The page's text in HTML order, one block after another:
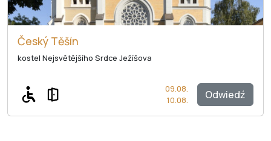
Český Těšín
kostel Nejsvětějšího Srdce Ježíšova
Odwiedź
09.08.
10.08.